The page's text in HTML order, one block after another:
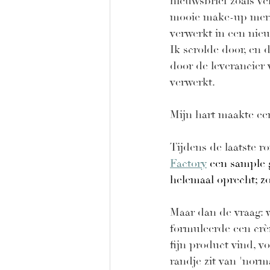
mooie make-up
verwerkt in een
Ik scrolde door, en
door de
verwerkt.
Mijn hart maakte
Tijdens de laatste
Factory een
helemaal oprecht;
Maar dan de vraag:
formuleerde een
fijn product vind,
randje zit van